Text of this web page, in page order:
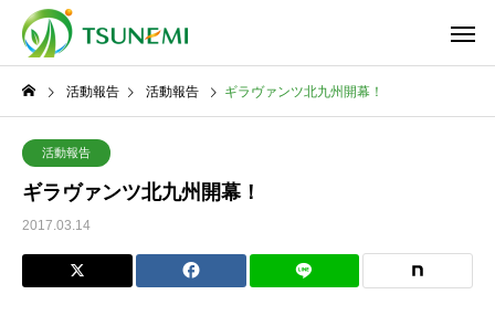
活動報告 活動報告 ギラヴァンツ北九州開幕！
活動報告
ギラヴァンツ北九州開幕！
2017.03.14